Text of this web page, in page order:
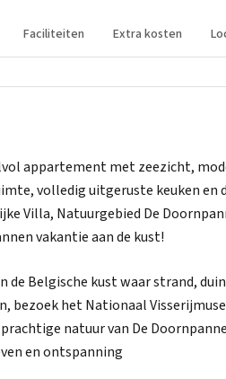
Faciliteiten Extra kosten
appartement met zeezicht,
volledig uitgeruste keuken
Villa, Natuurgebied De
vakantie aan de kust!
de Belgische kust waar strand,
bezoek het Nationaal
natuur van De
en ontspanning